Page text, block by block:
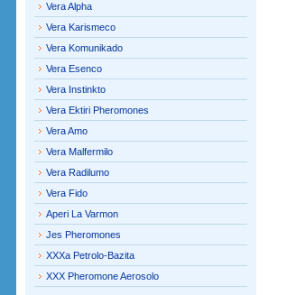
Vera Alpha
Vera Karismeco
Vera Komunikado
Vera Esenco
Vera Instinkto
Vera Ektiri Pheromones
Vera Amo
Vera Malfermilo
Vera Radilumo
Vera Fido
Aperi La Varmon
Jes Pheromones
XXXa Petrolo-Bazita
XXX Pheromone Aerosolo